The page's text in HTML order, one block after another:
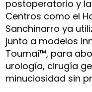
postoperatorio y
Centros como el
Sanchinarro ya
junto a modelos
Toumai™, para
urología, cirugía
minuciosidad sin